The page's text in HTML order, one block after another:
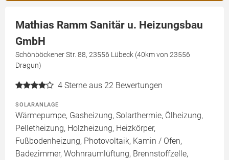
Mathias Ramm Sanitär u. Heizungsbau
GmbH
Schönböckener Str. 88, 23556 Lübeck (40km von 23556
Dragun)
4 Sterne aus 22 Bewertungen
SOLARANLAGE
Wärmepumpe, Gasheizung, Solarthermie, Ölheizung,
Pelletheizung, Holzheizung, Heizkörper,
Fußbodenheizung, Photovoltaik, Kamin / Ofen,
Badezimmer, Wohnraumlüftung, Brennstoffzelle,